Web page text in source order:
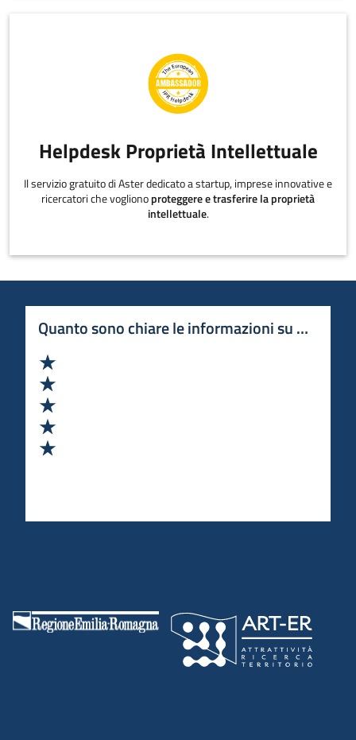
Helpdesk Proprietà Intellettuale
Il servizio gratuito di Aster dedicato a startup, imprese innovative e
ricercatori che voglionoproteggere e trasferire la proprietà
intellettuale.
Quanto sono chiare le informazioni su questa